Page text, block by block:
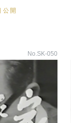
開
No.SK-050